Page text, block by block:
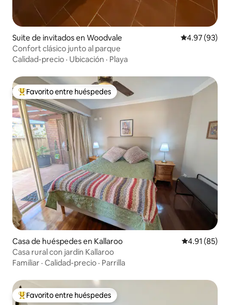
Suite de invitados en Woodvale Calificación
4.97 (93)
Confort clásico junto al parque
Calidad-precio · Ubicación · Playa
Favorito entre huéspedes preferido
Favorito entre huéspedes
Casa de huéspedes en Kallaroo Calificación
4.91 (85)
Casa rural con jardín Kallaroo
Familiar · Calidad-precio · Parrilla
Favorito entre huéspedes preferido
Favorito entre huéspedes